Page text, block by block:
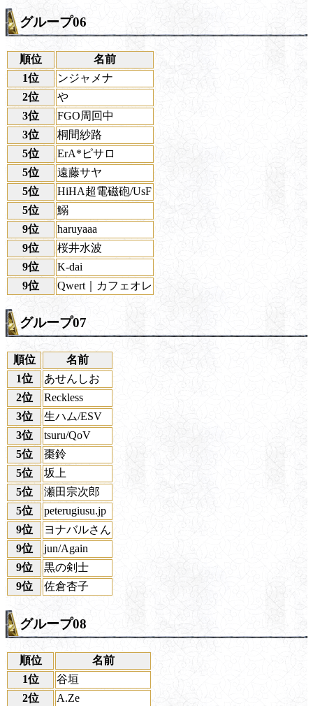
グループ06
順位
名前
1位
ンジャメナ
2位
や
3位
FGO周回中
3位
桐間紗路
5位
ErA*ピサロ
5位
遠藤サヤ
5位
HiHA超電磁砲/UsF
5位
鰯
9位
haruyaaa
9位
桜井水波
9位
K-dai
9位
Qwert｜カフェオレ
グループ07
順位
名前
1位
あせんしお
2位
Reckless
3位
生ハム/ESV
3位
tsuru/QoV
5位
棗鈴
5位
坂上
5位
瀬田宗次郎
5位
peterugiusu.jp
9位
ヨナバルさん
9位
jun/Again
9位
黒の剣士
9位
佐倉杏子
グループ08
順位
名前
1位
谷垣
2位
A.Ze